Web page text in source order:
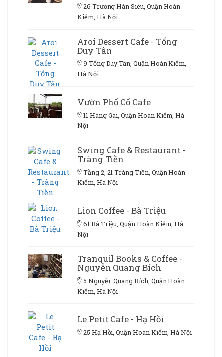
26 Trương Hán Siêu, Quận Hoàn
Kiếm, Hà Nội
Aroi Dessert Cafe - Tống
Duy Tân
9 Tống Duy Tân, Quận Hoàn Kiếm,
Hà Nội
Vườn Phố Cổ Cafe
11 Hàng Gai, Quận Hoàn Kiếm, Hà
Nội
Swing Cafe & Restaurant -
Tràng Tiền
Tầng 2, 21 Tràng Tiền, Quận Hoàn
Kiếm, Hà Nội
Lion Coffee - Bà Triệu
61 Bà Triệu, Quận Hoàn Kiếm, Hà
Nội
Tranquil Books & Coffee -
Nguyễn Quang Bích
5 Nguyễn Quang Bích, Quận Hoàn
Kiếm, Hà Nội
Le Petit Cafe - Hạ Hồi
25 Hạ Hồi, Quận Hoàn Kiếm, Hà Nội